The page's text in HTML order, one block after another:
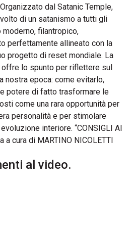
dal Satanic Temple,
di un satanismo a tutti gli
filantropico,
perfettamente allineato con la
progetto di reset mondiale. La
lo spunto per riflettere sul
nostra epoca: come evitarlo,
potere di fatto trasformare le
come una rara opportunità per
personalità e per stimolare
interiore. “CONSIGLI AI
a cura di MARTINO NICOLETTI
al video.